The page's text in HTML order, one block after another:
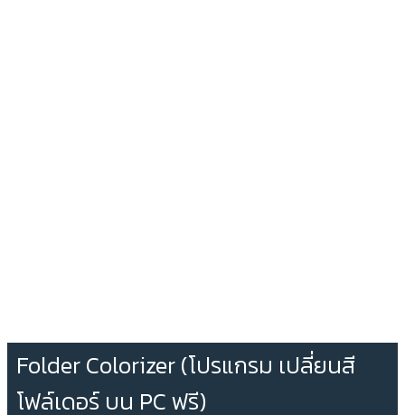
Folder Colorizer (โปรแกรม เปลี่ยนสี
โฟล์เดอร์ บน PC ฟรี)